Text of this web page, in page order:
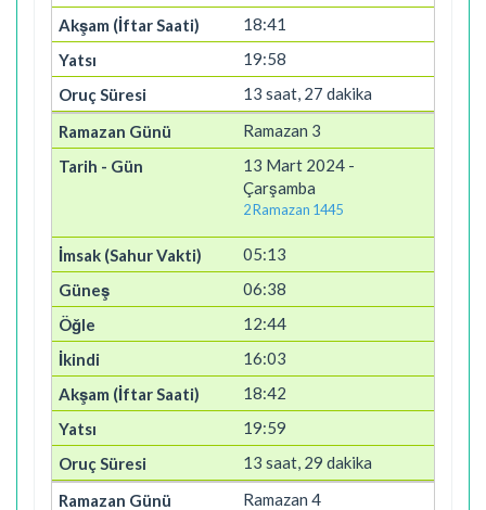
18:41
19:58
13 saat, 27 dakika
Ramazan 3
13 Mart 2024 -
Çarşamba
2 Ramazan 1445
05:13
06:38
12:44
16:03
18:42
19:59
13 saat, 29 dakika
Ramazan 4